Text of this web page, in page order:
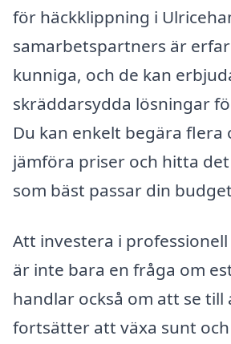
för häckklippning i
samarbetspartners är
kunniga, och de kan
skräddarsydda lösningar
Du kan enkelt begära
jämföra priser och hitta
som bäst passar din
Att investera i
är inte bara en fråga om
handlar också om att se till
fortsätter att växa sunt